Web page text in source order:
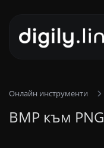
Онлайн инструменти
BMP към PNG